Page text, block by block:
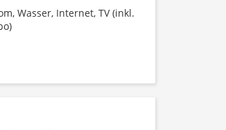
Wasser, Internet, TV (inkl.